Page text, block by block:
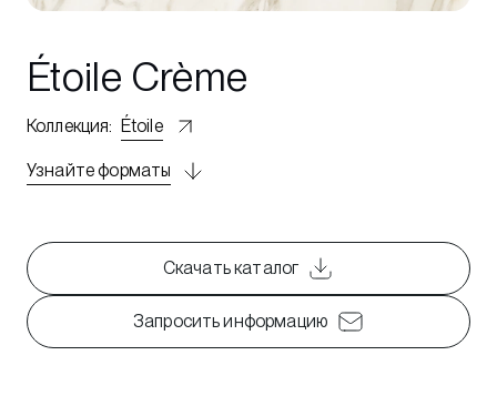
Étoile Crème
Коллекция: Étoile
Узнайте форматы
Скачать каталог
Запросить информацию